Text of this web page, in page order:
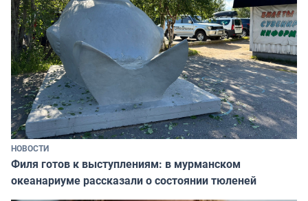
НОВОСТИ
Филя готов к выступлениям: в мурманском
океанариуме рассказали о состоянии тюленей